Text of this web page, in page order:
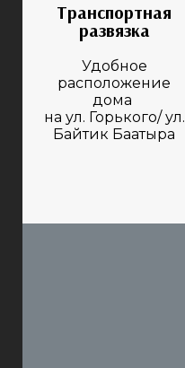
Транспортная
развязка
Удобное
расположение
дома
на ул. Горького/ ул.
Байтик Баатыра